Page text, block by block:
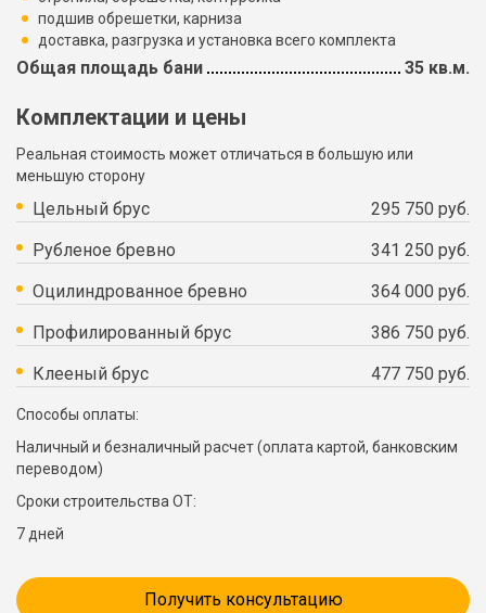
подшив обрешетки, карниза
доставка, разгрузка и установка всего комплекта
Общая площадь бани 35 кв.м.
Комплектации и цены
Реальная стоимость может отличаться в большую или
меньшую сторону
Цельный брус
295 750 руб.
Рубленое бревно
341 250 руб.
Оцилиндрованное бревно
364 000 руб.
Профилированный брус
386 750 руб.
Клееный брус
477 750 руб.
Способы оплаты:
Наличный и безналичный расчет (оплата картой, банковским
переводом)
Сроки строительства ОТ:
7 дней
Получить консультацию